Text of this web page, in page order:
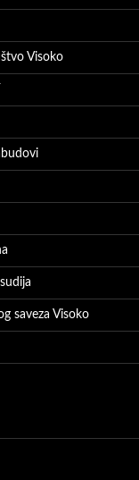
Visoko
saveza Visoko